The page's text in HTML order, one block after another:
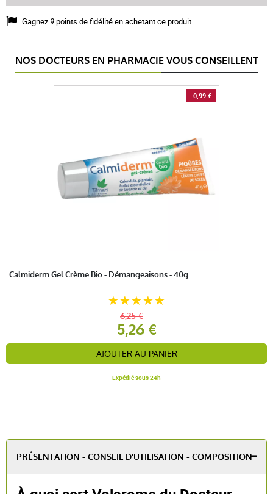
Gagnez 9points de fidélité en achetant ce produit
NOS DOCTEURS EN PHARMACIE VOUS CONSEILLENT
-0,99 €
Calmiderm Gel Crème Bio - Démangeaisons - 40g
5,26 €
6,25 €
AJOUTER AU PANIER
Expédié sous 24h
PRÉSENTATION - CONSEIL D'UTILISATION - COMPOSITION